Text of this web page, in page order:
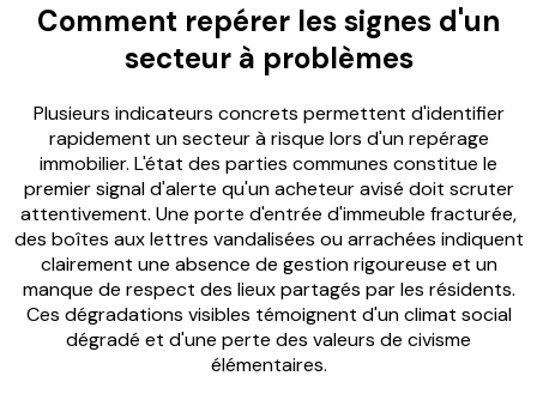
Comment repérer les signes d'un
secteur à problèmes
Plusieurs indicateurs concrets permettent d'identifier
rapidement un secteur à risque lors d'un repérage
immobilier. L'état des parties communes constitue le
premier signal d'alerte qu'un acheteur avisé doit scruter
attentivement. Une porte d'entrée d'immeuble fracturée,
des boîtes aux lettres vandalisées ou arrachées indiquent
clairement une absence de gestion rigoureuse et un
manque de respect des lieux partagés par les résidents.
Ces dégradations visibles témoignent d'un climat social
dégradé et d'une perte des valeurs de civisme
élémentaires.